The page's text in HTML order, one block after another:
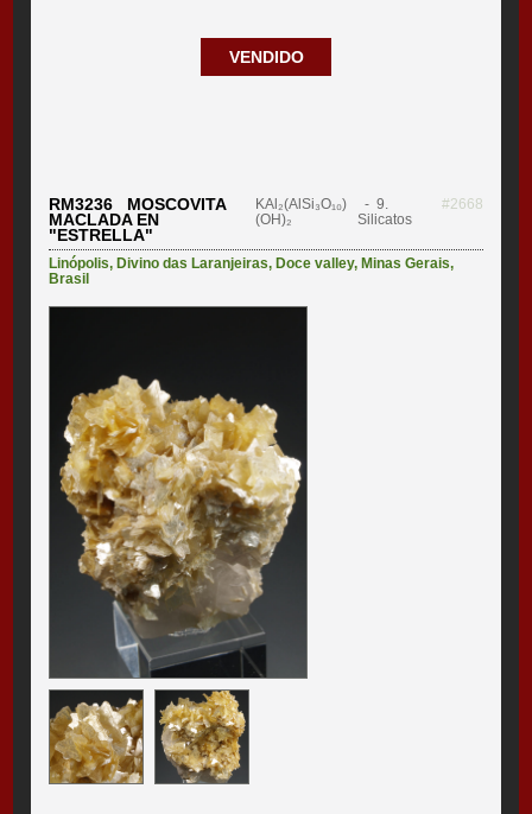
VENDIDO
RM3236 MOSCOVITA
MACLADA EN
"ESTRELLA"
KAl₂(AlSi₃O₁₀)
(OH)₂
- 9.
Silicatos
#2668
Linópolis, Divino das Laranjeiras, Doce valley, Minas Gerais,
Brasil